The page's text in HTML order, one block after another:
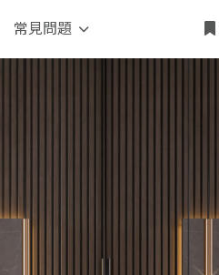
常見問題